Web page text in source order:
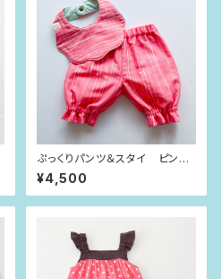
ぷっくりパンツ＆スタイ ピンク
×ゆらゆらライン（80size）
¥4,500